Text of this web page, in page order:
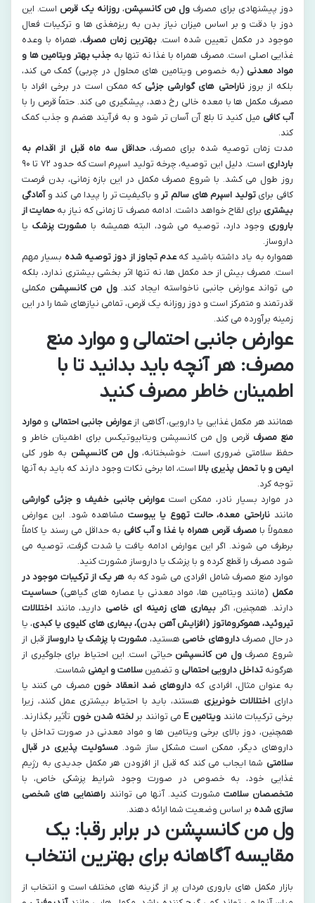
دوز پیشنهادی برای مصرف ول من کانسپشن،روزانه یک قرص است. این
دوز با دقت و بر اساس میزان نیاز بدن به ریزمغذی ها و ترکیبات فعال
موجود در مکمل تعیین شده است. بهترین زمان مصرف، همراه با وعده
غذایی اصلی است. مصرف همراه با غذا نه تنها به جذب بهتر ویتامین ها و
مواد معدنی (به خصوص ویتامین های محلول در چربی) کمک می کند،
بلکه از بروزناراحتی های گوارشی جزئی که ممکن است در برخی افراد با
مصرف مکمل ها با معده خالی رخ دهد، پیشگیری می کند. حتماً قرص را با
آب کافی میل کنید تا بلع آن آسان تر شود و به فرآیند هضم و جذب کمک
کند.
مدت زمان توصیه شده برای مصرف،حداقل سه ماه قبل از اقدام به
بارداری
است. دلیل این توصیه، چرخه تولید اسپرم است که حدود ۷۲ تا ۹۰
روز طول می کشد. با شروع مصرف مکمل در این بازه زمانی، بدن فرصت
کافی برایتولید اسپرم های سالم تر و باکیفیت تر را پیدا می کند وآمادگی
بیشتری برای لقاح خواهد داشت. ادامه مصرف تا زمانی که نیاز بهحمایت از
باروری وجود دارد، توصیه می شود، البته همیشه با مشورت پزشک یا
داروساز.
همواره به یاد داشته باشید کهعدم تجاوز از دوز توصیه شده بسیار مهم
است. مصرف بیش از حد مکمل ها، نه تنها اثر بخشی بیشتری ندارد، بلکه
می تواند عوارض جانبی ناخواسته ایجاد کند.ول من کانسپشن مکملی
قدرتمند و متمرکز است و دوز روزانه یک قرص، تمامی نیازهای شما را در این
زمینه برآورده می کند.
عوارض جانبی احتمالی و موارد منع
مصرف: هر آنچه باید بدانید تا با
اطمینان خاطر مصرف کنید
همانند هر مکمل غذایی یا دارویی، آگاهی ازعوارض جانبی احتمالی و موارد
منع مصرف قرص ول من کانسپشن ویتابیوتیکس برای اطمینان خاطر و
حفظ سلامتی ضروری است. خوشبختانه،ول من کانسپشن به طور کلی
ایمن و با تحمل پذیری بالااست، اما برخی نکات وجود دارند که باید به آنها
توجه کرد.
در موارد بسیار نادر، ممکن استعوارض جانبی خفیف و جزئی گوارشی
مانند ناراحتی معده، حالت تهوع یا یبوستمشاهده شود. این عوارض
معمولاً با مصرف قرص همراه با غذا و آب کافی به حداقل می رسند یا کاملاً
برطرف می شوند. اگر این عوارض ادامه یافت یا شدت گرفت، توصیه می
شود مصرف را قطع کرده و با پزشک یا داروساز مشورت کنید.
موارد منع مصرف شامل افرادی می شود که به هر یک از ترکیبات موجود در
مکمل (مانند ویتامین ها، مواد معدنی یا عصاره های گیاهی)حساسیت
دارند. همچنین، اگربیماری های زمینه ای خاصی دارید، مانند اختلالات
تیروئید، هموکروماتوز (افزایش آهن بدن)، بیماری های کلیوی یا کبدی، یا
در حال مصرفداروهای خاصی هستید، مشورت با پزشک یا داروساز قبل از
شروع مصرفول من کانسپشن حیاتی است. این احتیاط برای جلوگیری از
هرگونه تداخل دارویی احتمالی و تضمین سلامت و ایمنی شماست.
به عنوان مثال، افرادی که داروهای ضد انعقاد خون مصرف می کنند یا
دارای اختلالات خونریزی هستند، باید با احتیاط بیشتری عمل کنند، زیرا
برخی ترکیبات مانند ویتامین E می توانند بر لخته شدن خون تأثیر بگذارند.
همچنین، دوز بالای برخی ویتامین ها و مواد معدنی در صورت تداخل با
داروهای دیگر، ممکن است مشکل ساز شود.مسئولیت پذیری در قبال
سلامتی شما ایجاب می کند که قبل از افزودن هر مکمل جدیدی به رژیم
غذایی خود، به خصوص در صورت وجود شرایط پزشکی خاص، با
متخصصان سلامت مشورت کنید. آنها می توانند راهنمایی های شخصی
سازی شده بر اساس وضعیت شما ارائه دهند.
ول من کانسپشن در برابر رقبا: یک
مقایسه آگاهانه برای بهترین انتخاب
بازار مکمل های باروری مردان پر از گزینه های مختلف است و انتخاب از